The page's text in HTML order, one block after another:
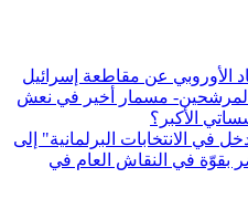
الأوروبي عن مقاطعة إسرائيل
المرشحين- مسمار أخير في نعش
الأكبر؟
في الانتخابات البرلمانية" إلى
في النقاش العام في